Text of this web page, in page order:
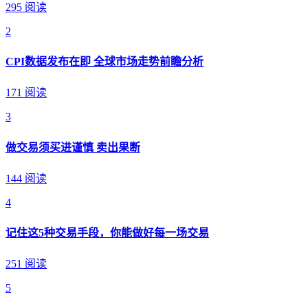
295 阅读
2
CPI数据发布在即 全球市场走势前瞻分析
171 阅读
3
做交易须买进谨慎 卖出果断
144 阅读
4
记住这5种交易手段，你能做好每一场交易
251 阅读
5